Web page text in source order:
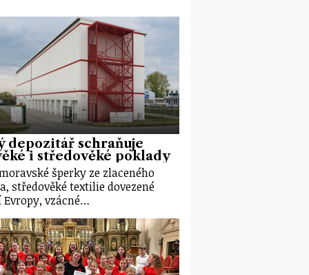
depozitář schraňuje
i středověké poklady
šperky ze zlaceného
středověké textilie dovezené
vzácné…